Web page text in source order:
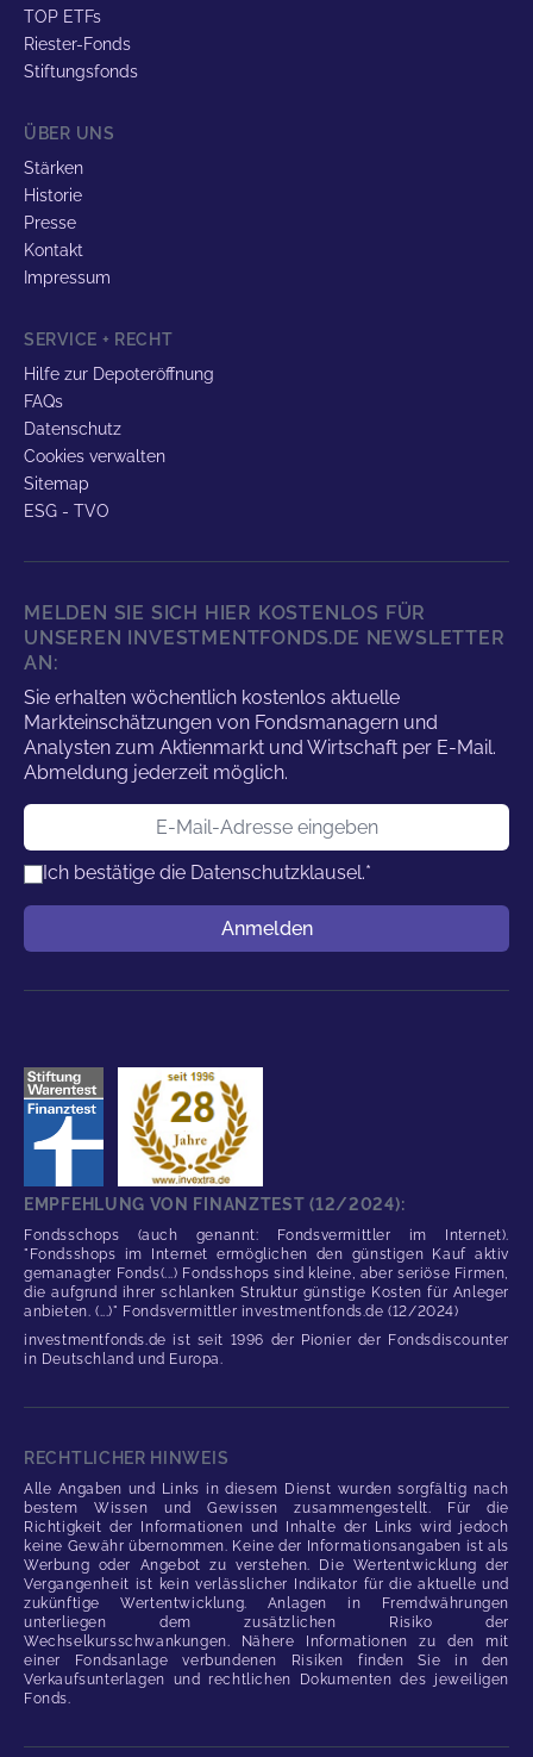
TOP ETFs
Riester-Fonds
Stiftungsfonds
ÜBER UNS
Stärken
Historie
Presse
Kontakt
Impressum
SERVICE + RECHT
Hilfe zur Depoteröffnung
FAQs
Datenschutz
Cookies verwalten
Sitemap
ESG - TVO
MELDEN SIE SICH HIER KOSTENLOS FÜR
UNSEREN INVESTMENTFONDS.DE NEWSLETTER
AN:
Sie erhalten wöchentlich kostenlos aktuelle
Markteinschätzungen von Fondsmanagern und
Analysten zum Aktienmarkt und Wirtschaft per E-Mail.
Abmeldung jederzeit möglich.
E-Mail-Adresse
Ich bestätige die Datenschutzklausel.*
Anmelden
EMPFEHLUNG VON FINANZTEST (12/2024):
Fondsschops (auch genannt: Fondsvermittler im Internet).
"Fondsshops im Internet ermöglichen den günstigen Kauf aktiv
gemanagter Fonds(...) Fondsshops sind kleine, aber seriöse Firmen,
die aufgrund ihrer schlanken Struktur günstige Kosten für Anleger
anbieten. (...)" Fondsvermittler investmentfonds.de (12/2024)
investmentfonds.de ist seit 1996 der Pionier der Fondsdiscounter
in Deutschland und Europa.
RECHTLICHER HINWEIS
Alle Angaben und Links in diesem Dienst wurden sorgfältig nach
bestem Wissen und Gewissen zusammengestellt. Für die
Richtigkeit der Informationen und Inhalte der Links wird jedoch
keine Gewähr übernommen. Keine der Informationsangaben ist als
Werbung oder Angebot zu verstehen. Die Wertentwicklung der
Vergangenheit ist kein verlässlicher Indikator für die aktuelle und
zukünftige Wertentwicklung. Anlagen in Fremdwährungen
unterliegen dem zusätzlichen Risiko der
Wechselkursschwankungen. Nähere Informationen zu den mit
einer Fondsanlage verbundenen Risiken finden Sie in den
Verkaufsunterlagen und rechtlichen Dokumenten des jeweiligen
Fonds.